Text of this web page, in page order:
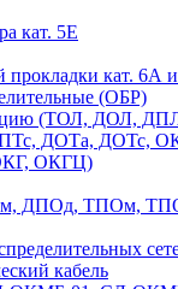
кат. 5E
прокладки кат. 6А
(ОБР)
(ТОЛ, ДОЛ,
ДОТа, ДОТс,
ОКГЦ)
ДПОд, ТПОм,
кабель